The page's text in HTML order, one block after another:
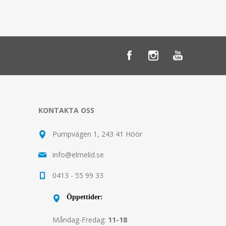
KONTAKTA OSS
Pumpvägen 1, 243 41 Höör
info@elmelid.se
0413 - 55 99 33
Öppettider:
Måndag-Fredag: 11-18